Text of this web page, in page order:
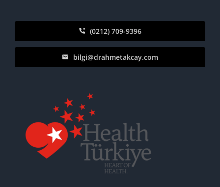
(0212) 709-9396
bilgi@drahmetakcay.com